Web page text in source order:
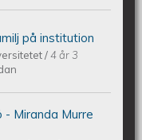
på institution
/4 år 3
Eriksson
- Miranda Murre